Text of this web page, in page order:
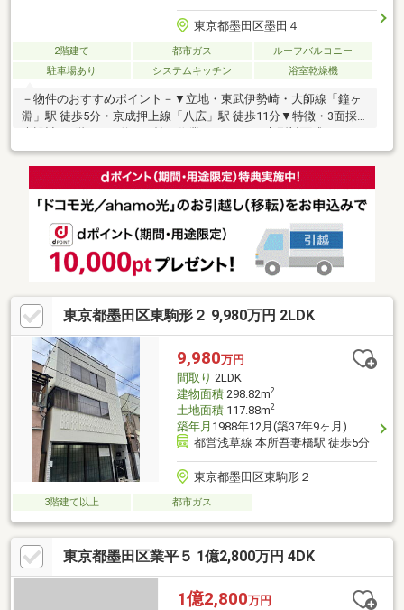
東京都墨田区墨田４
2階建て 都市ガス
ルーフバルコニー
駐車場あり
システムキッチン 浴室乾燥機
－物件のおすすめポイント－▼立地・東武伊勢崎・大師線「鐘ヶ
淵」駅 徒歩5分・京成押上線「八広」駅 徒歩11分▼特徴・3面採
ン・2か所の納戸は窓・収納付、多用途に活用可能・ルーフバルコ
ニーは水栓・電源付・カースペース1台分(車種による)・駐輪スペ
ース有▼設備・食洗機・浴室乾燥機▼周辺環境・スーパー「まい
ばすけっと鐘ヶ淵南店」徒歩2分(約110m)・隅田小学校 徒歩3分
━━━━━・・・物件の詳細・ご相談はお気軽にお問い合わせく
ださい。
東京都墨田区東駒形２ 9,980万円 2LDK
9,980万円
間取り 2LDK
建物面積298.82m2
土地面積117.88m2
築年月 1988年12月(築37年9ヶ月)
都営浅草線 本所吾妻橋駅 徒歩5分
東京都墨田区東駒形２
3階建て以上 都市ガス
東京都墨田区業平５ 1億2,800万円 4DK
1億2,800万円